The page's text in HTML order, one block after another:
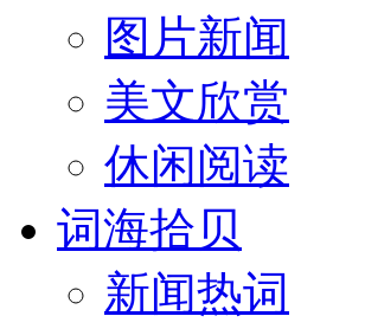
图片新闻
美文欣赏
休闲阅读
词海拾贝
新闻热词